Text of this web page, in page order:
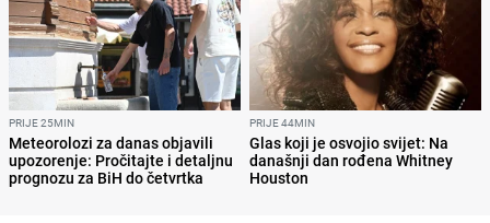
PRIJE 25MIN
Meteorolozi za danas objavili
upozorenje: Pročitajte i detaljnu
prognozu za BiH do četvrtka
PRIJE 44MIN
Glas koji je osvojio svijet: Na
današnji dan rođena Whitney
Houston